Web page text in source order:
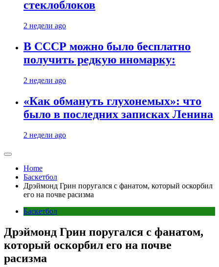
стеклоблоков
2 недели ago
В СССР можно было бесплатно
получить редкую иномарку:
2 недели ago
«Как обмануть глухонемых»: что
было в последних записках Ленина
2 недели ago
Home
Баскетбол
Дрэймонд Грин поругался с фанатом, который оскорбил
его на почве расизма
Баскетбол
Дрэймонд Грин поругался с фанатом,
который оскорбил его на почве
расизма